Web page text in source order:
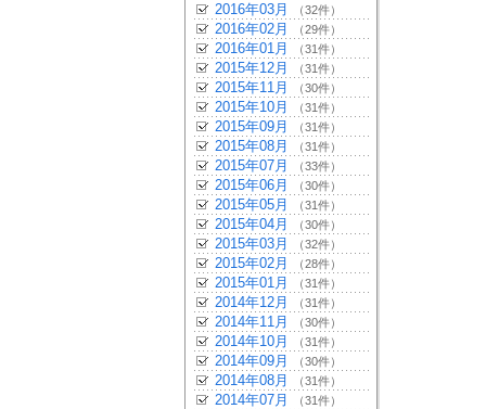
2016年03月 （32件）
2016年02月 （29件）
2016年01月 （31件）
2015年12月 （31件）
2015年11月 （30件）
2015年10月 （31件）
2015年09月 （31件）
2015年08月 （31件）
2015年07月 （33件）
2015年06月 （30件）
2015年05月 （31件）
2015年04月 （30件）
2015年03月 （32件）
2015年02月 （28件）
2015年01月 （31件）
2014年12月 （31件）
2014年11月 （30件）
2014年10月 （31件）
2014年09月 （30件）
2014年08月 （31件）
2014年07月 （31件）